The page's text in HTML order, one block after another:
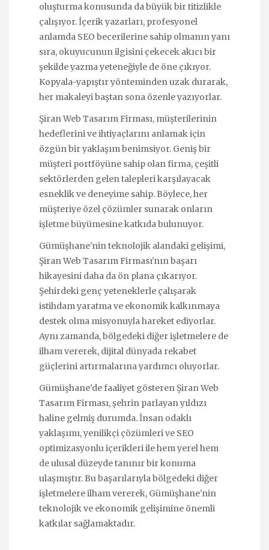
oluşturma konusunda da büyük bir titizlikle
çalışıyor. İçerik yazarları, profesyonel
anlamda SEO becerilerine sahip olmanın yanı
sıra, okuyucunun ilgisini çekecek akıcı bir
şekilde yazma yeteneğiyle de öne çıkıyor.
Kopyala-yapıştır yönteminden uzak durarak,
her makaleyi baştan sona özenle yazıyorlar.
Şiran Web Tasarım Firması, müşterilerinin
hedeflerini ve ihtiyaçlarını anlamak için
özgün bir yaklaşım benimsiyor. Geniş bir
müşteri portföyüne sahip olan firma, çeşitli
sektörlerden gelen talepleri karşılayacak
esneklik ve deneyime sahip. Böylece, her
müşteriye özel çözümler sunarak onların
işletme büyümesine katkıda bulunuyor.
Gümüşhane'nin teknolojik alandaki gelişimi,
Şiran Web Tasarım Firması'nın başarı
hikayesini daha da ön plana çıkarıyor.
Şehirdeki genç yeteneklerle çalışarak
istihdam yaratma ve ekonomik kalkınmaya
destek olma misyonuyla hareket ediyorlar.
Aynı zamanda, bölgedeki diğer işletmelere de
ilham vererek, dijital dünyada rekabet
güçlerini artırmalarına yardımcı oluyorlar.
Gümüşhane'de faaliyet gösteren Şiran Web
Tasarım Firması, şehrin parlayan yıldızı
haline gelmiş durumda. İnsan odaklı
yaklaşımı, yenilikçi çözümleri ve SEO
optimizasyonlu içerikleri ile hem yerel hem
de ulusal düzeyde tanınır bir konuma
ulaşmıştır. Bu başarılarıyla bölgedeki diğer
işletmelere ilham vererek, Gümüşhane'nin
teknolojik ve ekonomik gelişimine önemli
katkılar sağlamaktadır.